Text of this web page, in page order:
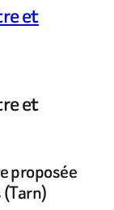
et
et
proposée